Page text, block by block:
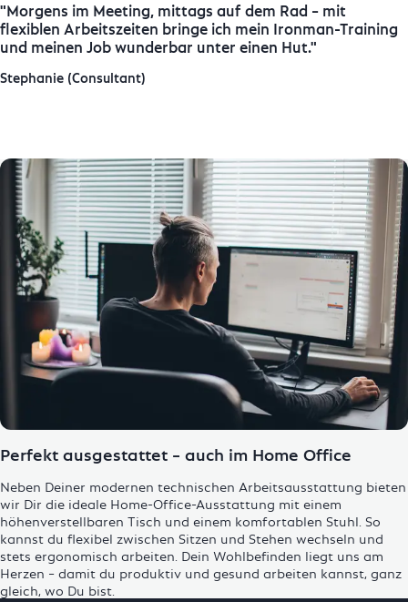
Morgens im Meeting, mittags auf dem Rad – mit
flexiblen Arbeitszeiten bringe ich mein Ironman-Training
und meinen Job wunderbar unter einen Hut.
Stephanie (Consultant)
Perfekt ausgestattet – auch im Home Office
Neben Deiner modernen technischen Arbeitsausstattung bieten
wir Dir die ideale Home-Office-Ausstattung mit einem
höhenverstellbaren Tisch und einem komfortablen Stuhl. So
kannst du flexibel zwischen Sitzen und Stehen wechseln und
stets ergonomisch arbeiten. Dein Wohlbefinden liegt uns am
Herzen – damit du produktiv und gesund arbeiten kannst, ganz
gleich, wo Du bist.